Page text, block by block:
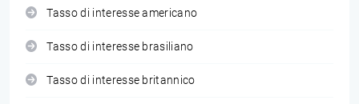
Tasso di interesse americano
Tasso di interesse brasiliano
Tasso di interesse britannico